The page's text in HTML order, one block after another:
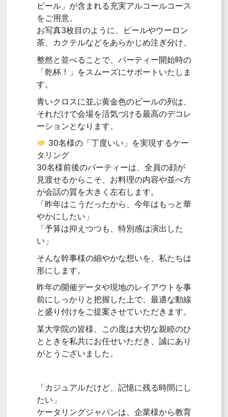
ビール」が含まれる充実アルコールコース
をご用意。
お写真3枚目のように、ビールやウーロン
茶、カクテルなどをあらかじめ注ぎ分け、
整然と並べることで、パーティー開始時の
「乾杯！」をスムーズにサポートいたしま
す。
青いクロスに並ぶ黄金色のビールの列は、
それだけで会場を活気づける最高のデコレ
ーションとなります。
30名様の「丁度いい」を実現するケー
タリング
30名様前後のパーティーは、全員の顔が
見渡せるからこそ、お料理の内容や並べ方
が会話の質を大きく左右します。
「昨年はこうだったから、今年はもっと華
やかにしたい」
「予算は抑えつつも、特別感は演出した
い」
そんな幹事様の細やかな想いを、私たちは
形にします。
昨年の開催データや現地のレイアウトを事
前にしっかりと把握した上で、最適な動線
と盛り付けをご提案させていただきます。
某大学院の皆様、この度は大切な親睦のひ
とときを私共にお任せいただき、誠にあり
がとうございました。
「カジュアルだけど、記憶に残る時間にし
たい」
ケータリングジャパンは、企業様から教育